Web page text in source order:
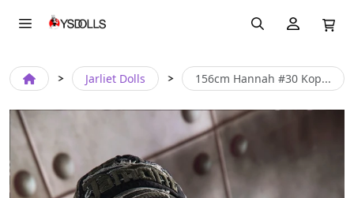
Jarliet Dolls 156cm Hannah #30 Kop...